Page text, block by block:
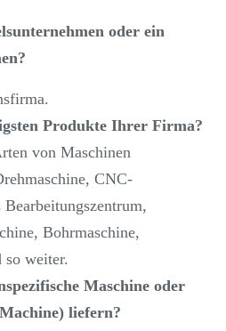
oder ein
Produkte Ihrer Firma?
von Maschinen
CNC-
Bohrmaschine,
so weiter.
Maschine oder
liefern?